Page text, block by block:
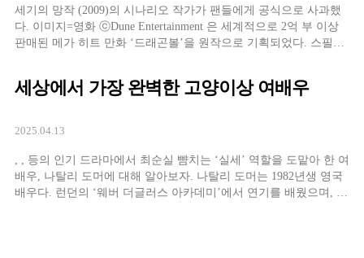
례는 특별히 화제가 되지 않을 정도로 흔하다. 의 장나라 역시 상대
역인 신성록, 최진혁 보다 나이가 많고, 에서 주인공들 못지않..
세기의 망작 (2009)의 시나리오 작가가 팬들에게 공식으로 사과했
다. 이미지=영화 ⓒDune Entertainment 은 세계적으로 2억 부 이상
판매된 메가 히트 만화 ‘드래곤볼’을 원작으로 기획되었다. 스필버
프로듀서로 합류하며 기대를 모았다. ‘야무치’역에 박준형이 캐스
망작도 이런 망작이 없었다. 흥행 참패로 약 1억 달러에 달하는 제
Imdb.com 평점 2.7(10점 만점)로 역대 최저 평점 영화 90위에 올라
있고, 로튼토마토(www.rott..
세상에서 가장 완벽한 고양이상 여배우
2025.04.13
, , 등의 인기 드라마에서 최순실 뺨치는 ‘실세’ 역할을 도맡아 한 여
배우, 나탈리 도머에 대해 알아보자. 나탈리 도머는 1982년생 영국
배우다. 런던의 ‘웨버 더글러스 아카데미’에서 연기를 배웠으며, 매